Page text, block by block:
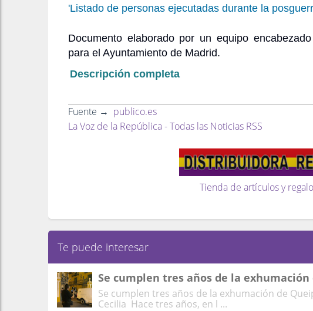
'Listado de personas ejecutadas durante la
Documento elaborado por un equipo
para el Ayuntamiento de Madrid.
Descripción completa
Fuente → publico.es
La Voz de la República - Todas las Noticias RSS
Tienda de artículos y
Te puede interesar
Se cumplen tres años de la
Se cumplen tres años de la exhumación de
Cecilia Hace tres años, en l ...